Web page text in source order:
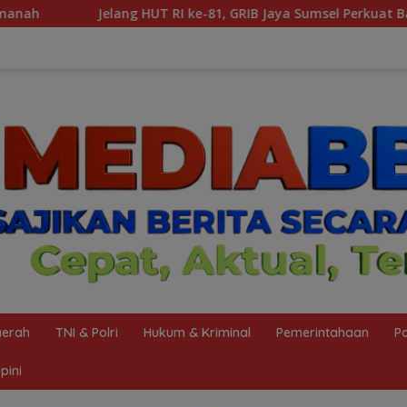
81, GRIB Jaya Sumsel Perkuat Barisan dan Tegaskan Peran
TNI & Polri Hukum & Kriminal Pemerintahaan